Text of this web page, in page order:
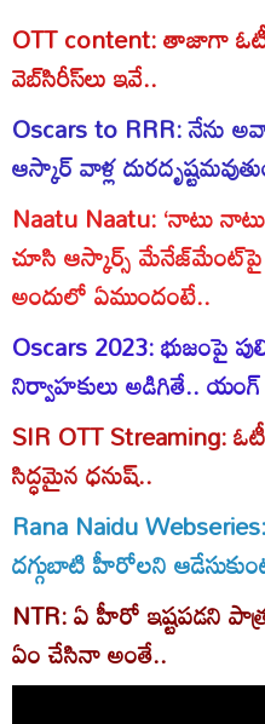
OTT content: తాజాగా
వెబ్‌సిరీస్‌లు ఇవే..
Oscars to RRR: నేను
ఆస్కార్ వాళ్ల
Naatu Naatu: ‘నాటు
చూసి ఆస్కార్స్ మేనేజ్‌మేంట్‌పై
అందులో ఏముందంటే..
Oscars 2023: భుజంపై
నిర్వాహకులు అడిగితే..
SIR OTT Streaming:
సిద్ధమైన ధనుష్..
Rana Naidu
దగ్గుబాటి హీరోలని
NTR: ఏ హీరో ఇష్టపడని
ఏం చేసినా అంతే..